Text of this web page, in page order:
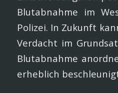
Blutabnahme im
Polizei. In Zukunft
Verdacht im
Blutabnahme
erheblich